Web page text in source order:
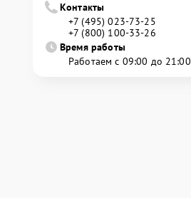
Контакты
+7 (495) 023-73-25
+7 (800) 100-33-26
Время работы
Работаем с 09:00 до 21:00